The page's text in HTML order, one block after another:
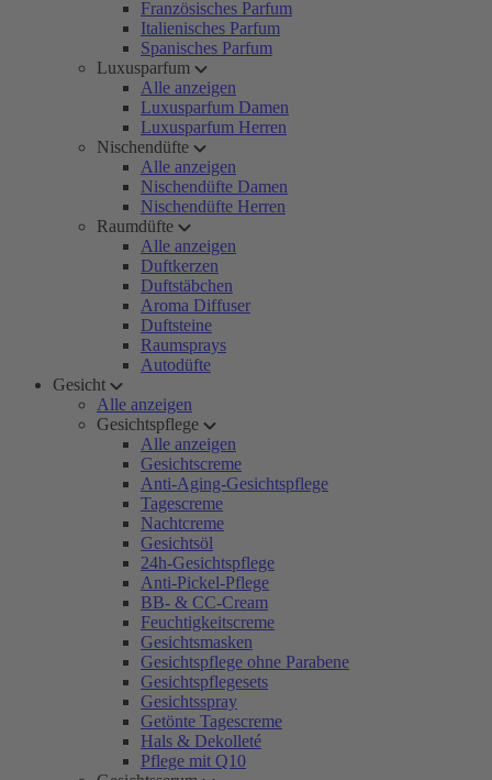
Französisches Parfum
Italienisches Parfum
Spanisches Parfum
Luxusparfum
Alle anzeigen
Luxusparfum Damen
Luxusparfum Herren
Nischendüfte
Alle anzeigen
Nischendüfte Damen
Nischendüfte Herren
Raumdüfte
Alle anzeigen
Duftkerzen
Duftstäbchen
Aroma Diffuser
Duftsteine
Raumsprays
Autodüfte
Gesicht
Alle anzeigen
Gesichtspflege
Alle anzeigen
Gesichtscreme
Anti-Aging-Gesichtspflege
Tagescreme
Nachtcreme
Gesichtsöl
24h-Gesichtspflege
Anti-Pickel-Pflege
BB- & CC-Cream
Feuchtigkeitscreme
Gesichtsmasken
Gesichtspflege ohne Parabene
Gesichtspflegesets
Gesichtsspray
Getönte Tagescreme
Hals & Dekolleté
Pflege mit Q10